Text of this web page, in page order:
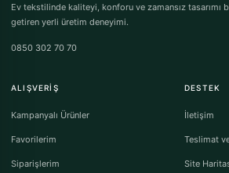
Ev tekstilinde kaliteyi, konforu ve zamansız tasarımı
getiren yerli üretim deneyimi.
0850 302 70 70
ALIŞVERIŞ
Kampanyalı Ürünler
Favorilerim
Siparişlerim
DESTEK
İletişim
Teslimat
Site